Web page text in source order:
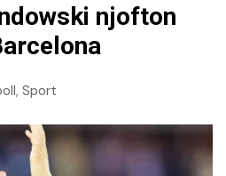
njofton
, Sport